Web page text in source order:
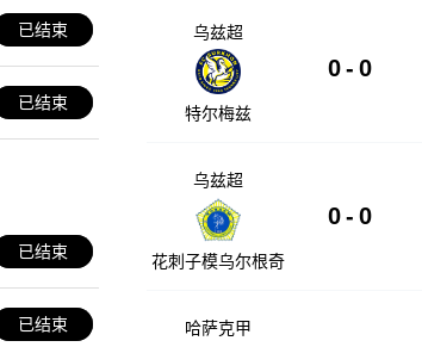
已结束
已结束
已结束
已结束
乌兹超
特尔梅兹
0 - 0
乌兹超
花刺子模乌尔根奇
0 - 0
哈萨克甲